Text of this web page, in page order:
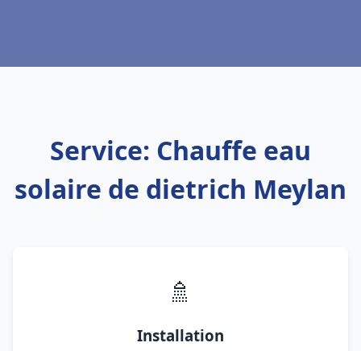
Service: Chauffe eau
solaire de dietrich Meylan
🚿
Installation